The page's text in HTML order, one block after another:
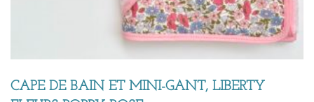
CAPE DE BAIN ET MINI-GANT, LIBERTY